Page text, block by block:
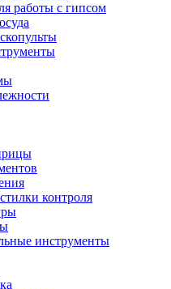
работы с гипсом
контроля
инструменты